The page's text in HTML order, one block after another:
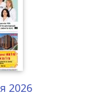
2026